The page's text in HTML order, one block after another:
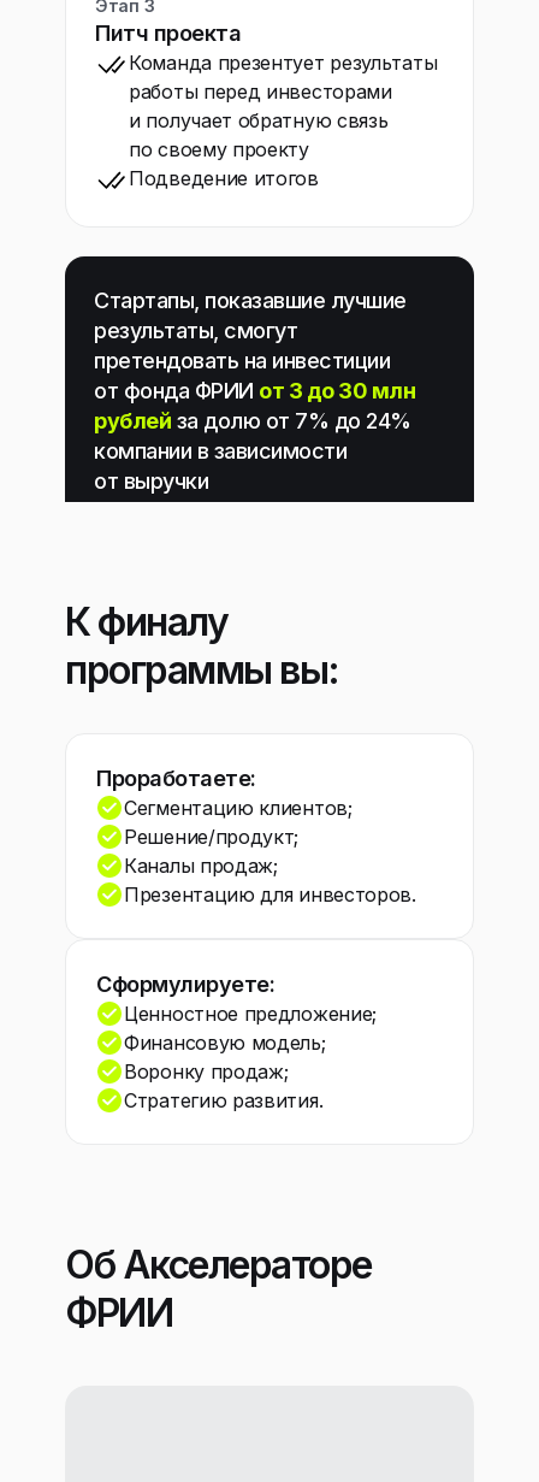
Этап 3
Питч проекта
Команда презентует результаты
работы перед инвесторами
и получает обратную связь
по своему проекту
Подведение итогов
Стартапы, показавшие лучшие
результаты, смогут
претендовать на инвестиции
от фонда ФРИИ от 3 до 30 млн
рублей за долю от 7% до 24%
компании в зависимости
от выручки
К финалу
программы вы:
Проработаете:
Сегментацию клиентов;
Решение/продукт;
Каналы продаж;
Презентацию для инвесторов.
Сформулируете:
Ценностное предложение;
Финансовую модель;
Воронку продаж;
Стратегию развития.
Об Акселераторе
ФРИИ